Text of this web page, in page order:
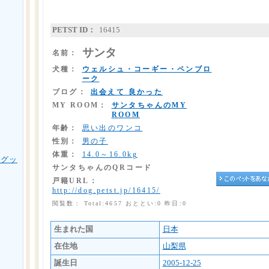
ッ
PETST ID： 16415
名前： サンタ
犬種：
ウェルシュ・コーギー・ペンブロ
ーク
ブログ：
出会えて 良かった
MY ROOM：
サンタちゃんのMY
ROOM
年齢：
思い出のワンコ
性別：
男の子
体重：
14.0～16.0kg
サンタちゃんのQRコード
戸籍URL：
http://dog.petst.jp/16415/
閲覧数： Total:4657 おととい:0 昨日:0
生まれた国
日本
在住地
山梨県
誕生日
2005-12-25